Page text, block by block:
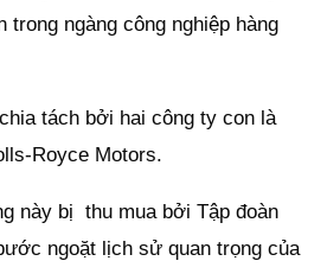
trong ngàng công nghiệp hàng
tách bởi hai công ty con là
Royce Motors.
này bị thu mua bởi Tập đoàn
ngoặt lịch sử quan trọng của